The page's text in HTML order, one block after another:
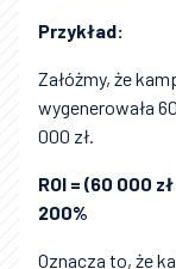
Przykład:
Załóżmy, że
wygenerowała
000 zł.
ROI = (60 000
200%
Oznacza to, że